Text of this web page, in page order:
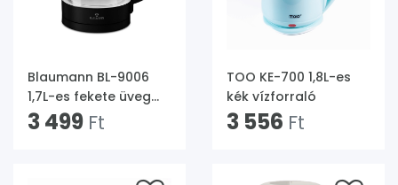
Blaumann BL-9006
1,7L-es fekete üveg
vízforraló
3 499 Ft
TOO KE-700 1,8L-es
kék vízforraló
3 556 Ft